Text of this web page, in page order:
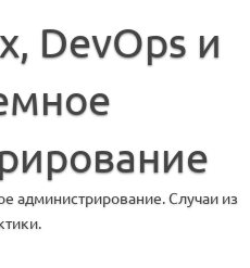
DevOps и
администрирование. Случаи из